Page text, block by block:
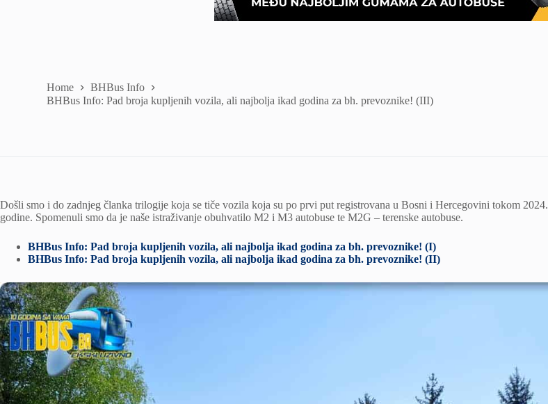
Home
BHBus Info
BHBus Info: Pad broja kupljenih vozila, ali najbolja ikad godina za bh. prevoznike! (III)
Došli smo i do zadnjeg članka trilogije koja se tiče vozila koja su po prvi put registrovana u Bosni i Hercegovini tokom 2024.
godine. Spomenuli smo da je naše istraživanje obuhvatilo M2 i M3 autobuse te M2G – terenske autobuse.
BHBus Info: Pad broja kupljenih vozila, ali najbolja ikad godina za bh. prevoznike! (I)
BHBus Info: Pad broja kupljenih vozila, ali najbolja ikad godina za bh. prevoznike! (II)